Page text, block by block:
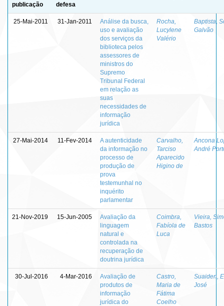
publicação
defesa
25-Mai-2011 31-Jan-2011
Análise da busca,
uso e avaliação
dos serviços da
biblioteca pelos
assessores de
ministros do
Supremo
Tribunal Federal
em relação as
suas
necessidades de
informação
jurídica
Rocha,
Lucylene
Valério
Baptista,
Galvão
27-Mai-2014 11-Fev-2014
A autenticidade
da informação no
processo de
produção de
prova
testemunhal no
inquérito
parlamentar
Carvalho,
Tarciso
Aparecido
Higino de
Ancona
André
21-Nov-2019 15-Jun-2005
Avaliação da
linguagem
natural e
controlada na
recuperação de
doutrina jurídica
Coimbra,
Fabíola de
Luca
Vieira,
Bastos
30-Jul-2016 4-Mar-2016
Avaliação de
produtos de
informação
jurídica do
Castro,
Maria de
Fátima
Coelho
Suaiden,
José